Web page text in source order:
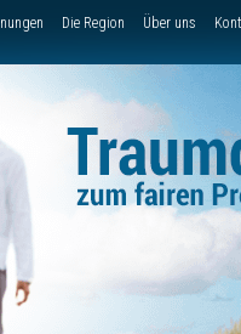
Die Region Über uns